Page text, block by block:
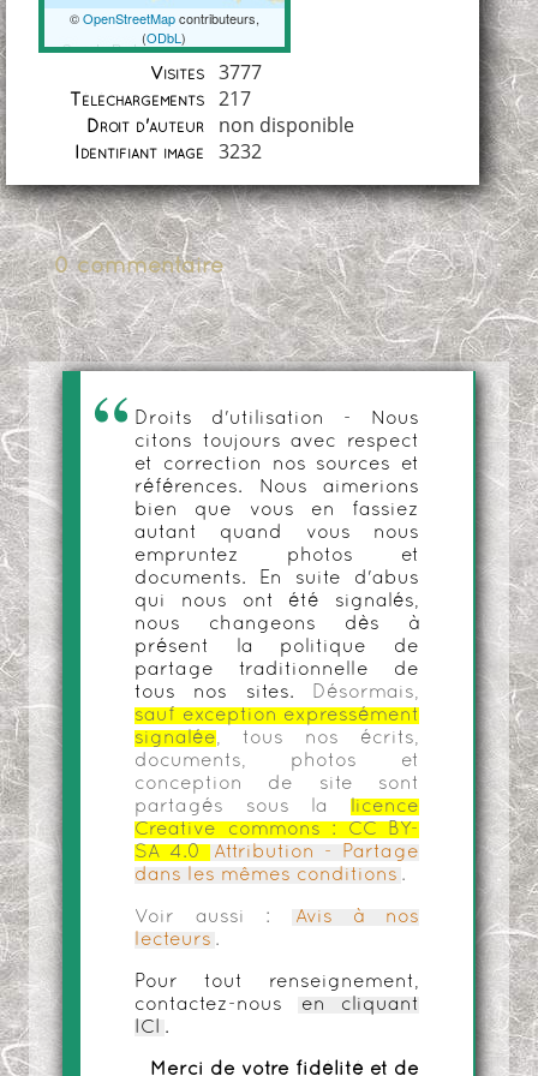
Coordonnées
©OpenStreetMapcontributeurs,
(ODbL)
Visites 3777
Téléchargements 217
Droit d'auteur non disponible
Identifiant image 3232
0 commentaire
Droits d'utilisation - Nous
citons toujours avec respect
et correction nos sources et
références. Nous aimerions
bien que vous en fassiez
autant quand vous nous
empruntez photos et
documents. En suite d'abus
qui nous ont été signalés,
nous changeons dès à
présent la politique de
partage traditionnelle de
tous nos sites.
Désormais,
sauf exception expressément
signalée , tous nos écrits,
documents, photos et
conception de site sont
partagés sous la
licence
Creative commons :
CC BY-
SA 4.0
Attribution - Partage
dans les mêmes conditions .
Voir aussi :
Avis à nos
lecteurs .
Pour tout renseignement,
contactez-nous
en cliquant
ICI
.
Merci de votre fidélité et de